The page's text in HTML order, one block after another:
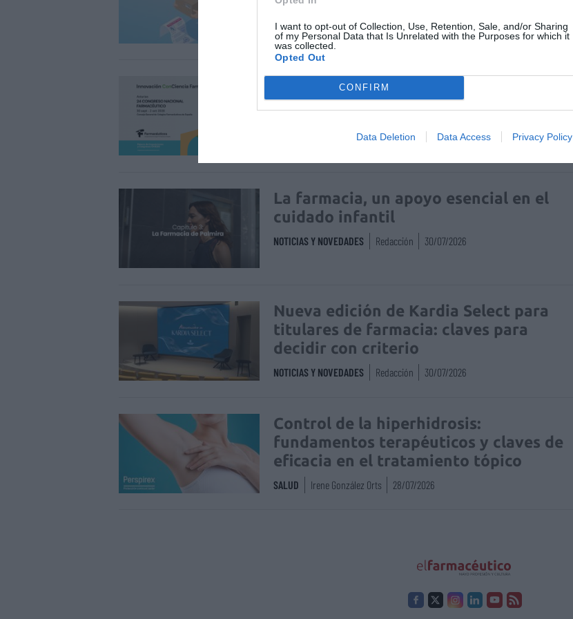
I want to opt-out of Collection, Use, Retention, Sale, and/or Sharing
of my Personal Data that Is Unrelated with the Purposes for which it
was collected.
Opted Out
CONFIRM
Data Deletion Data Access Privacy Policy
Récord de comunicaciones para el 24
Congreso Nacional Farmacéutico de
La farmacia, un apoyo esencial en el
cuidado infantil
NOTICIAS Y NOVEDADES Redacción 30/07/2026
Nueva edición de Kardia Select para
titulares de farmacia: claves para
decidir con criterio
NOTICIAS Y NOVEDADES Redacción 30/07/2026
Control de la hiperhidrosis:
fundamentos terapéuticos y claves de
eficacia en el tratamiento tópico
SALUD Irene González Orts 28/07/2026